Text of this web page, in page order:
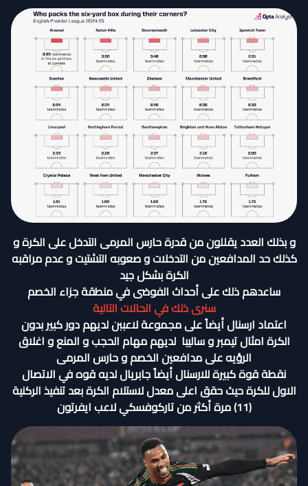
و بذلك العدد يقللون من قدرة حارس المرمى التدخل على الكرة و
كذلك حد المدافعين من التدخلات و صعوبه التشتيت و عدم مراقبه
الكرة بشكل جيد
ساعدهم ذلك على أحداث الفوضى في منطقة جزاء الخصم
سنرى ذلك في الحالات التالية
اعتماد ارسنال أيضاً على مجموعة لاعببن لديهم دور كبير بدون
الكرة امثال تيمبر و ساليبا لديهم مهام الحجب و المنع و اغلاق
الرؤيه على مدافعين الخصم و حارس المرمى
نقطة قوة كبيرة للارسنال أيضاً جابريال لديه قوه في الاتصال
الاول للكرة حيث حقق اعلى معدل لاستلام الكرة بعد تنفيذ الركنية
(11) مرة أكثر من تاركوفسكي لاعب ايفرتون